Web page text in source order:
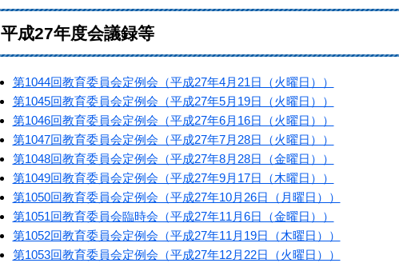
平成27年度会議録等
第1044回教育委員会定例会（平成27年4月21日（火曜日））
第1045回教育委員会定例会（平成27年5月19日（火曜日））
第1046回教育委員会定例会（平成27年6月16日（火曜日））
第1047回教育委員会定例会（平成27年7月28日（火曜日））
第1048回教育委員会定例会（平成27年8月28日（金曜日））
第1049回教育委員会定例会（平成27年9月17日（木曜日））
第1050回教育委員会定例会（平成27年10月26日（月曜日））
第1051回教育委員会臨時会（平成27年11月6日（金曜日））
第1052回教育委員会定例会（平成27年11月19日（木曜日））
第1053回教育委員会定例会（平成27年12月22日（火曜日））